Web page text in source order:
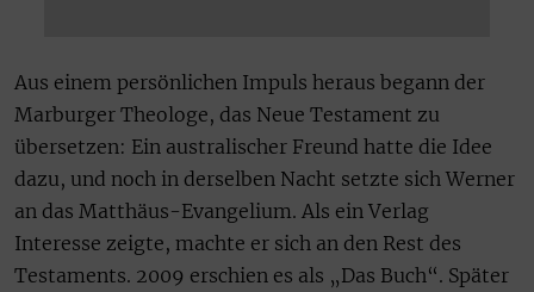
Aus einem persönlichen Impuls heraus begann der
Marburger Theologe, das Neue Testament zu
übersetzen: Ein australischer Freund hatte die Idee
dazu, und noch in derselben Nacht setzte sich Werner
an das Matthäus-Evangelium. Als ein Verlag
Interesse zeigte, machte er sich an den Rest des
Testaments. 2009 erschien es als „Das Buch“. Später